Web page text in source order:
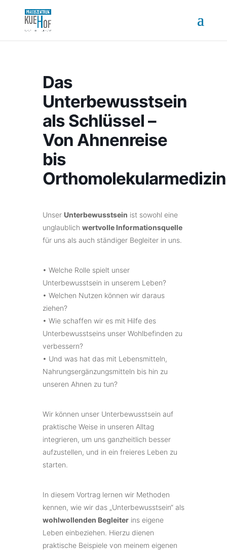
Das
Unterbewusstsein
als Schlüssel –
Von Ahnenreise
bis
Orthomolekularmedizin
Unser Unterbewusstsein ist sowohl eine
unglaublich wertvolle Informationsquelle
für uns als auch ständiger Begleiter in uns.
• Welche Rolle spielt unser
Unterbewusstsein in unserem Leben?
• Welchen Nutzen können wir daraus
ziehen?
• Wie schaffen wir es mit Hilfe des
Unterbewusstseins unser Wohlbefinden zu
verbessern?
• Und was hat das mit Lebensmitteln,
Nahrungsergänzungsmitteln bis hin zu
unseren Ahnen zu tun?
Wir können unser Unterbewusstsein auf
praktische Weise in unseren Alltag
integrieren, um uns ganzheitlich besser
aufzustellen, und in ein freieres Leben zu
starten.
In diesem Vortrag lernen wir Methoden
kennen, wie wir das „Unterbewusstsein“ als
wohlwollenden Begleiter ins eigene
Leben einbeziehen. Hierzu dienen
praktische Beispiele von meinem eigenen